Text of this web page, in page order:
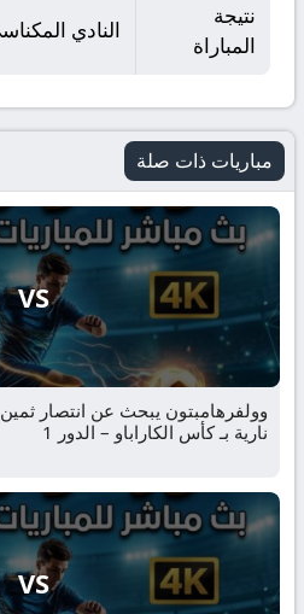
نتيجة
المباراة
النادي المكناسي 0 - 1 نهضة
مباريات ذات صلة
VS
وولفرهامبتون يبحث عن انتصار
نارية بـ كأس الكاراباو – الدور 1
VS